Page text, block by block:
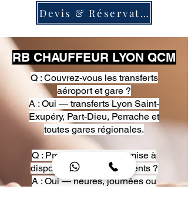
Devis & Réservation
RB CHAUFFEUR LYON QCM
Q : Couvrez-vous les transferts
aéroport et gare ?
A : Oui — transferts Lyon Saint-
Exupéry, Part-Dieu, Perrache et
toutes gares régionales.
Q : Proposez-vous une mise à
disposition pour événements ?
A : Oui — heures, journées ou